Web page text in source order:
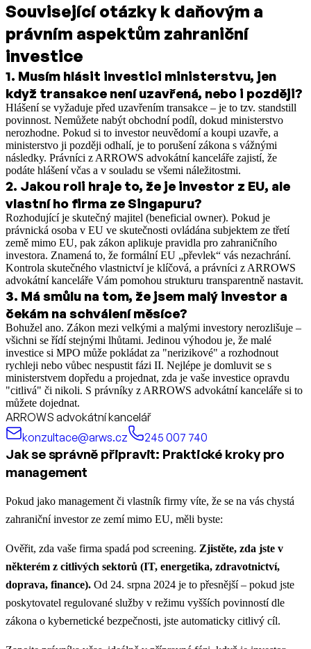
Související otázky k daňovým a
právním aspektům zahraniční
investice
1. Musím hlásit investici ministerstvu, jen
když transakce není uzavřená, nebo i později?
Hlášení se vyžaduje před uzavřením transakce – je to tzv. standstill
povinnost. Nemůžete nabýt obchodní podíl, dokud ministerstvo
nerozhodne. Pokud si to investor neuvědomí a koupi uzavře, a
ministerstvo ji později odhalí, je to porušení zákona s vážnými
následky. Právníci z ARROWS advokátní kanceláře zajistí, že
podáte hlášení včas a v souladu se všemi náležitostmi.
2. Jakou roli hraje to, že je investor z EU, ale
vlastní ho firma ze Singapuru?
Rozhodující je skutečný majitel (beneficial owner). Pokud je
právnická osoba v EU ve skutečnosti ovládána subjektem ze třetí
země mimo EU, pak zákon aplikuje pravidla pro zahraničního
investora. Znamená to, že formální EU „převlek“ vás nezachrání.
Kontrola skutečného vlastnictví je klíčová, a právníci z ARROWS
advokátní kanceláře Vám pomohou strukturu transparentně nastavit.
3. Má smůlu na tom, že jsem malý investor a
čekám na schválení měsíce?
Bohužel ano. Zákon mezi velkými a malými investory nerozlišuje –
všichni se řídí stejnými lhůtami. Jedinou výhodou je, že malé
investice si MPO může pokládat za "nerizikové" a rozhodnout
rychleji nebo vůbec nespustit fázi II. Nejlépe je domluvit se s
ministerstvem dopředu a projednat, zda je vaše investice opravdu
"citlivá" či nikoli. S právníky z ARROWS advokátní kanceláře si to
můžete dojednat.
ARROWS advokátní kancelář
konzultace@arws.cz
245 007 740
Jak se správně připravit: Praktické kroky pro
management
Pokud jako management či vlastník firmy víte, že se na vás chystá
zahraniční investor ze zemí mimo EU, měli byste:
Ověřit, zda vaše firma spadá pod screening. Zjistěte, zda jste v
některém z citlivých sektorů (IT, energetika, zdravotnictví,
doprava, finance). Od 24. srpna 2024 je to přesnější – pokud jste
poskytovatel regulované služby v režimu vyšších povinností dle
zákona o kybernetické bezpečnosti, jste automaticky citlivý cíl.